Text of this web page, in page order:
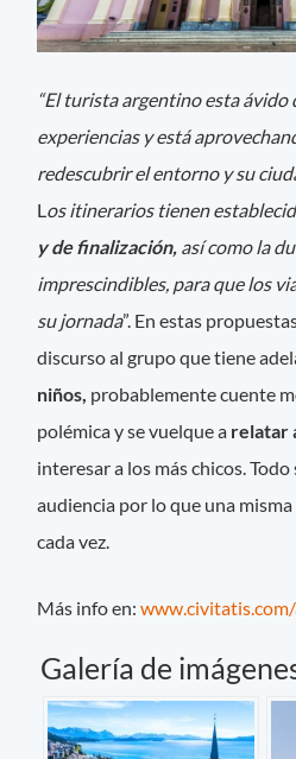
“El turista argentino esta ávido
experiencias y está
redescubrir el entorno y su
Los itinerarios tienen
y de finalización, así como la
imprescindibles, para que los
su jornada”. En estas
discurso al grupo que tiene
niños, probablemente cuente
polémica y se vuelque a relatar
interesar a los más chicos.
audiencia por lo que una
cada vez.
Más info en:
Galería de